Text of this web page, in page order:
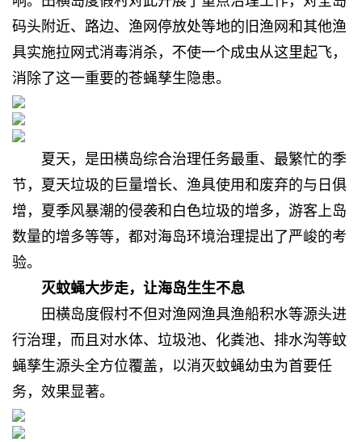
码头附近、路边、渔网停放处等地的旧渔网和其他渔
具实施拉网式消毒消杀，不使一个成虫从这里起飞，
消除了这一重要的苍蝇孳生隐患。
夏天，是田横岛综合治理任务最重、最繁忙的季
节，夏天垃圾的巨量增长、渔具使用和废弃的与日俱
增，夏季风暴潮的侵袭和白色垃圾的增多，游客上岛
数量的增多等等，都对海岛环境治理提出了严峻的考
验。
灭蚊蝇大步走，让海岛生生不息
田横岛度假村不但对渔网渔具渔船积水等源头进
行治理，而且对水体、垃圾池、化粪池、排水沟等蚊
蝇孳生源头全方位覆盖，以消灭蚊蝇幼虫为首要任
务，效果显著。